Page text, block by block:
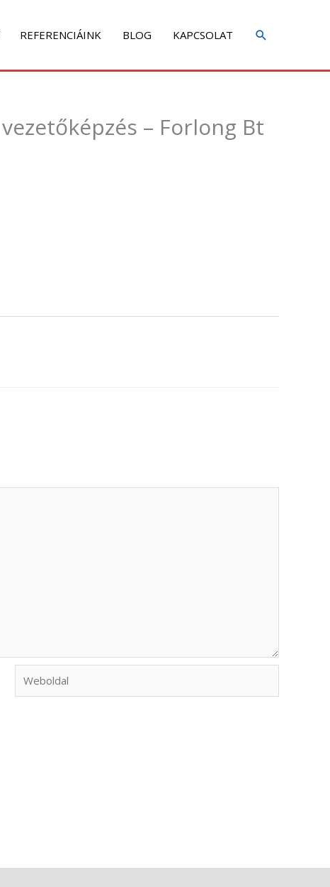
REFERENCIÁINK BLOG KAPCSOLAT
– Forlong Bt
Weboldal